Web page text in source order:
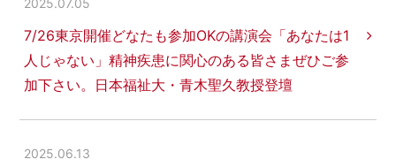
2025.07.05
7/26東京開催どなたも参加OKの講演会「あなたは1
人じゃない」精神疾患に関心のある皆さまぜひご参
加下さい。日本福祉大・青木聖久教授登壇
2025.06.13